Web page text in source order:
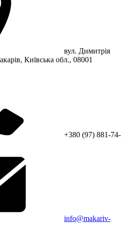
вул. Димитрія
Київська обл., 08001
+380 (97) 881-74-
info@makariv-